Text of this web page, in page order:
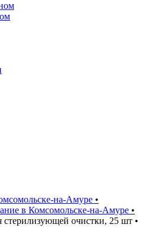
на-Амуре •
в Комсомольске-на-Амуре •
стерилизующей очистки, 25 шт •